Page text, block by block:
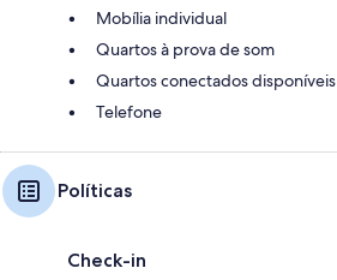
Mobília individual
Quartos à prova de som
Quartos conectados disponíveis
Telefone
Políticas
Check-in